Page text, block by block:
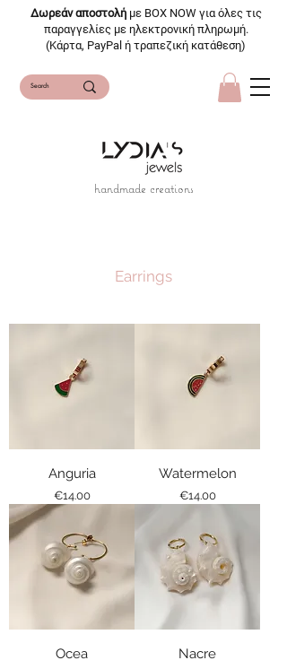
handmade creations
Δωρεάν αποστολή με BOX NOW για όλες τις
παραγγελίες με ηλεκτρονική πληρωμή.
(Κάρτα, PayPal ή τραπεζική κατάθεση)
Earrings
Anguria
Price
€14.00
Watermelon
Price
€14.00
Ocea Nacre